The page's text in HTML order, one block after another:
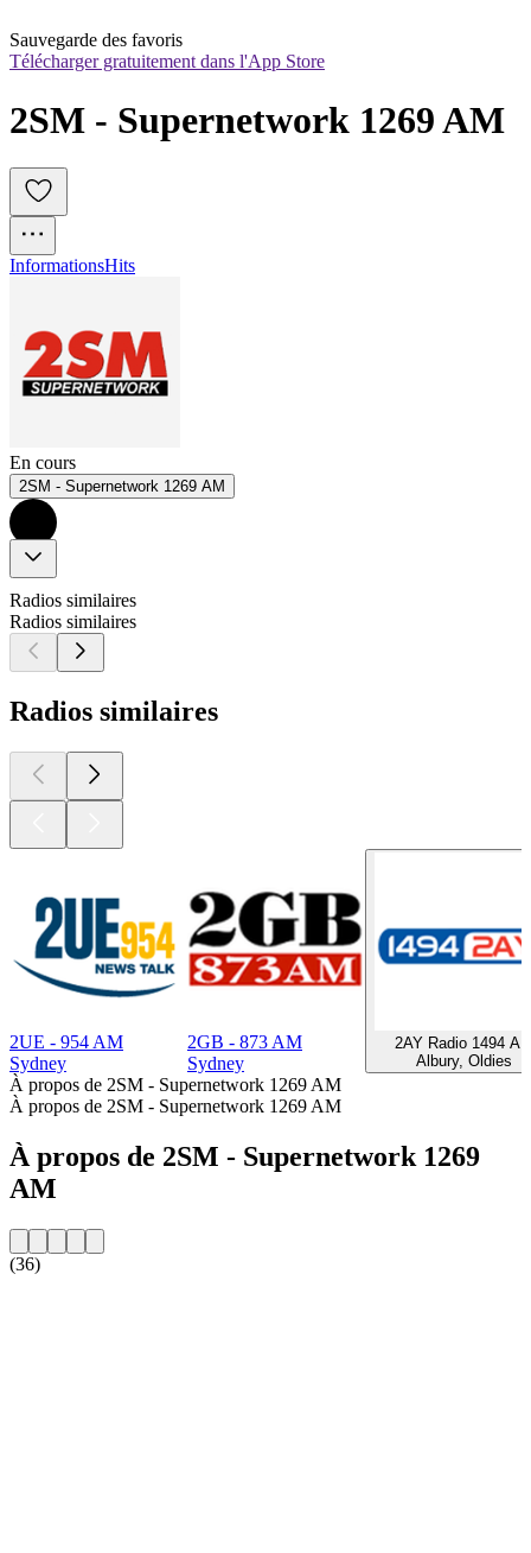
Sauvegarde des favoris
Télécharger gratuitement dans l'App Store
2SM - Supernetwork 1269 AM
InformationsHits
En cours
2SM - Supernetwork 1269 AM
Radios similaires
Radios similaires
Radios similaires
2UE - 954 AM
Sydney
2GB - 873 AM
Sydney
2AY Radio 1494
Albury, Oldies
À propos de 2SM - Supernetwork 1269 AM
À propos de 2SM - Supernetwork 1269 AM
À propos de 2SM - Supernetwork 1269
AM
(36)